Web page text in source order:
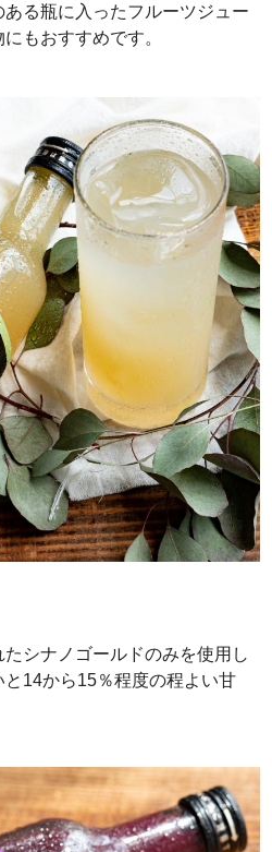
ある瓶に入ったフルーツジュー
もおすすめです。
シナノゴールドのみを使用し
14から15％程度の程よい甘